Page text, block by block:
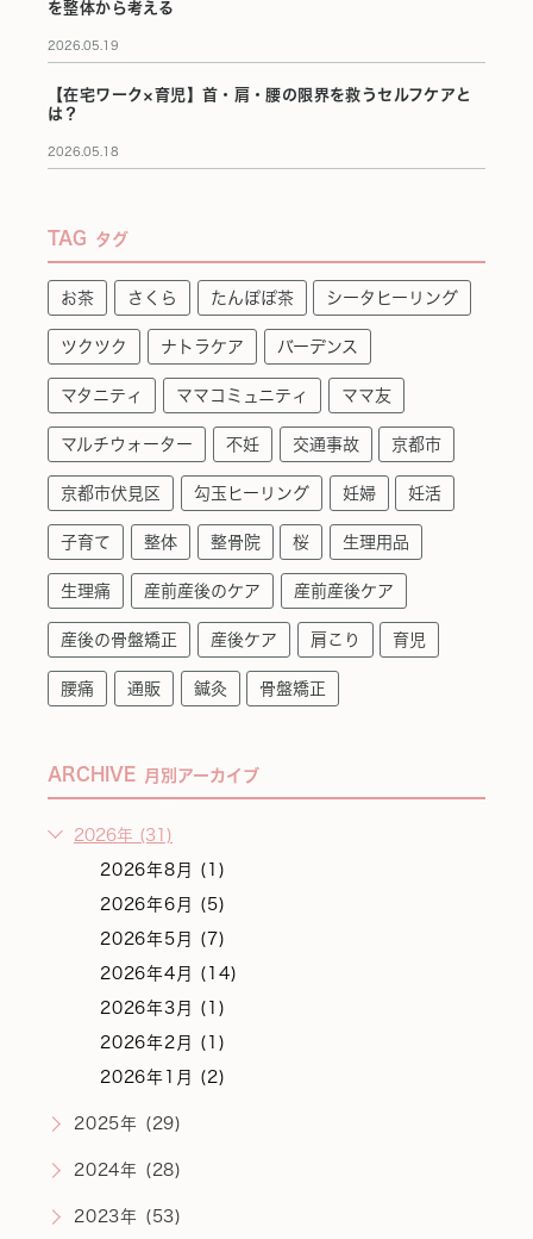
を整体から考える
2026.05.19
【在宅ワーク×育児】首・肩・腰の限界を救うセルフケアと
は？
2026.05.18
TAG タグ
お茶 さくら たんぽぽ茶 シータヒーリング
ツクツク ナトラケア バーデンス
マタニティ ママコミュニティ ママ友
マルチウォーター 不妊 交通事故 京都市
京都市伏見区 勾玉ヒーリング 妊婦 妊活
子育て 整体 整骨院 桜 生理用品
生理痛 産前産後のケア 産前産後ケア
産後の骨盤矯正 産後ケア 肩こり 育児
腰痛 通販 鍼灸 骨盤矯正
ARCHIVE 月別アーカイブ
2026年 (31)
2026年8月 (1)
2026年6月 (5)
2026年5月 (7)
2026年4月 (14)
2026年3月 (1)
2026年2月 (1)
2026年1月 (2)
2025年 (29)
2024年 (28)
2023年 (53)